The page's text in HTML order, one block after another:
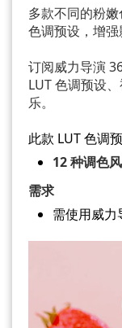
多款不同的粉
色调预设，增强
订阅威力导演
LUT 色调预设
乐。
此款 LUT 色调
12 种调色
需求
需使用威